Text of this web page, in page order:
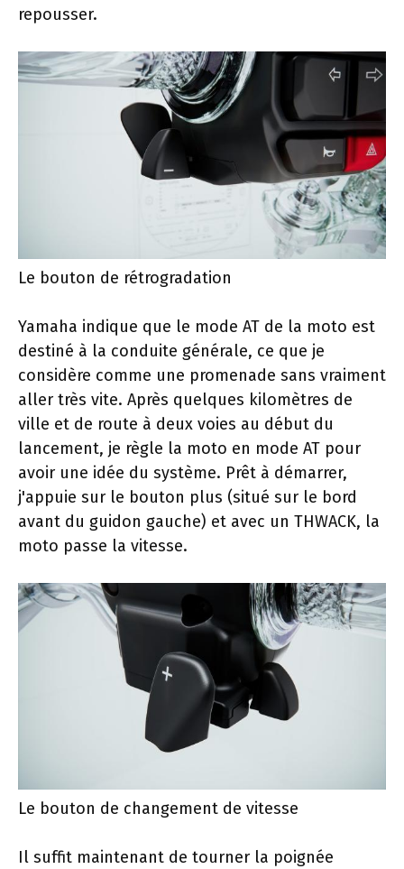
repousser.
Le bouton de rétrogradation
Yamaha indique que le mode AT de la moto est
destiné à la conduite générale, ce que je
considère comme une promenade sans vraiment
aller très vite. Après quelques kilomètres de
ville et de route à deux voies au début du
lancement, je règle la moto en mode AT pour
avoir une idée du système. Prêt à démarrer,
j'appuie sur le bouton plus (situé sur le bord
avant du guidon gauche) et avec un THWACK, la
moto passe la vitesse.
Le bouton de changement de vitesse
Il suffit maintenant de tourner la poignée